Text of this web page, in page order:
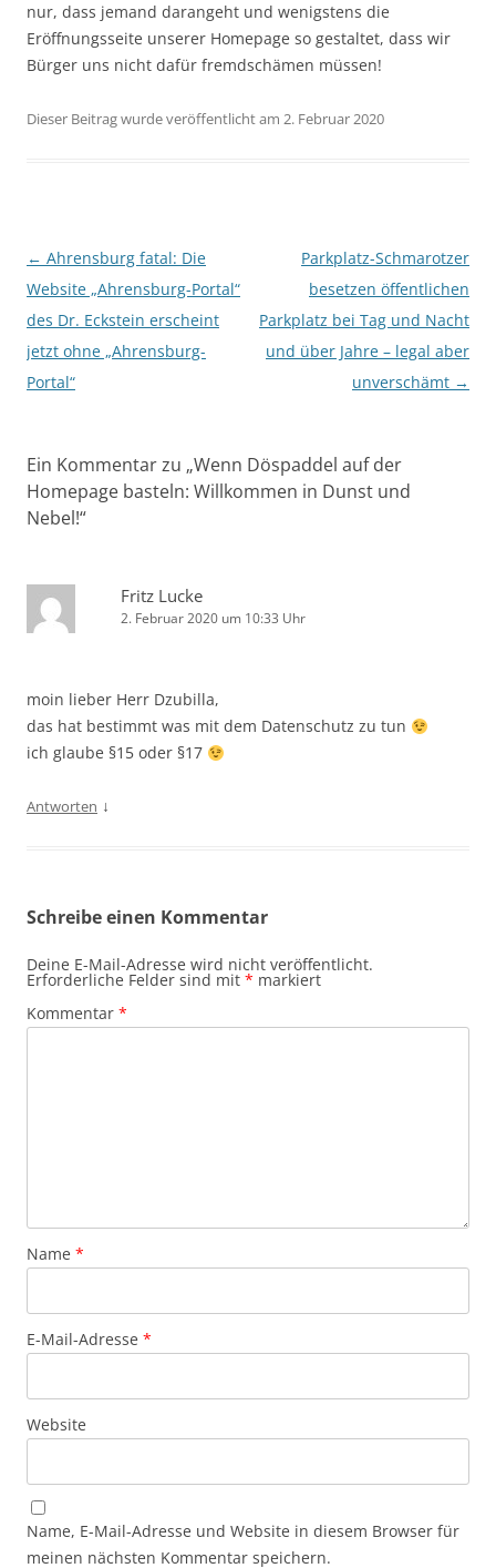
nur, dass jemand darangeht und wenigstens die
Eröffnungsseite unserer Homepage so gestaltet, dass wir
Bürger uns nicht dafür fremdschämen müssen!
Dieser Beitrag wurde veröffentlicht am 2. Februar 2020
Beitragsnavigation
← Ahrensburg fatal: Die
Website „Ahrensburg-Portal“
des Dr. Eckstein erscheint
jetzt ohne „Ahrensburg-
Portal“
Parkplatz-Schmarotzer
besetzen öffentlichen
Parkplatz bei Tag und Nacht
und über Jahre – legal aber
unverschämt →
Ein Kommentar zu „Wenn Döspaddel auf der
Homepage basteln: Willkommen in Dunst und
Nebel!“
Fritz Lucke
2. Februar 2020 um 10:33 Uhr
moin lieber Herr Dzubilla,
das hat bestimmt was mit dem Datenschutz zu tun
ich glaube §15 oder §17
Antworten ↓
Schreibe einen Kommentar
Deine E-Mail-Adresse wird nicht veröffentlicht.
Erforderliche Felder sind mit * markiert
Kommentar *
Name *
E-Mail-Adresse *
Website
Name, E-Mail-Adresse und Website in diesem Browser für
meinen nächsten Kommentar speichern.